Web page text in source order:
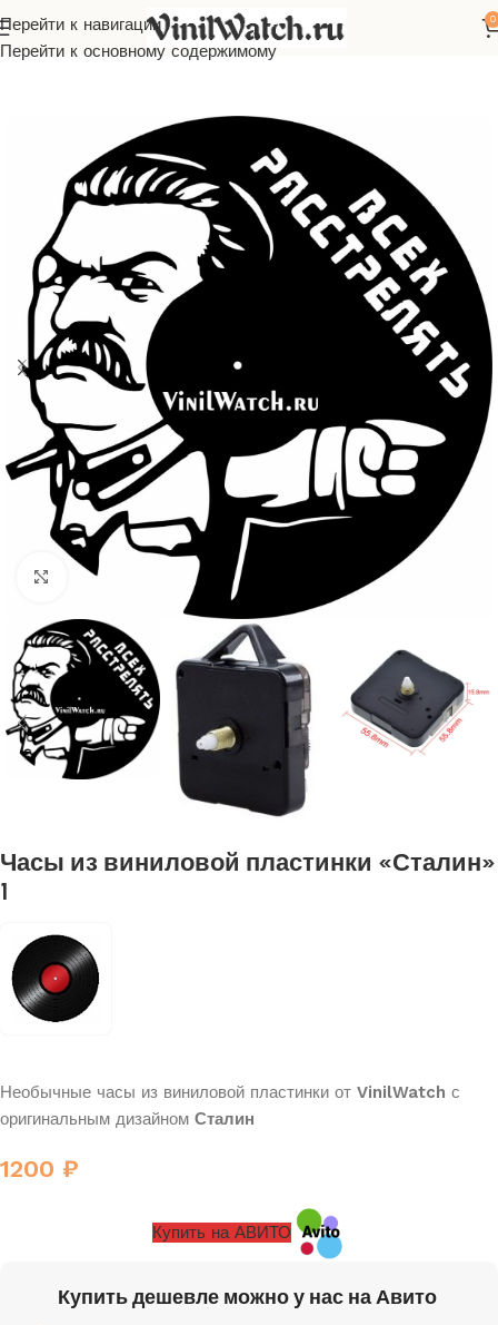
Перейти к навигации
Перейти к основному содержимому
0
Главная Часы из виниловой пластинки Известные люди
Нажмите, чтобы увеличить
Часы из виниловой пластинки «Сталин»
1
Необычные часы из виниловой пластинки от VinilWatch с
оригинальным дизайном Сталин
1200 ₽
Купить на АВИТО
Купить дешевле можно у нас на Авито